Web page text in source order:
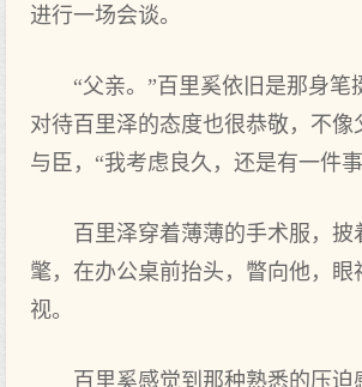
进行一场会谈。
“父亲。”百里奚依旧是那身笔
对待百里泽的态度也很恭敬，不像
与臣，“我考虑良久，还是有一件
百里泽穿着薄薄的手术服，披
氅，在办公桌前抬头，瞥向他，眼
视。
百里奚感觉到那种熟悉的压迫